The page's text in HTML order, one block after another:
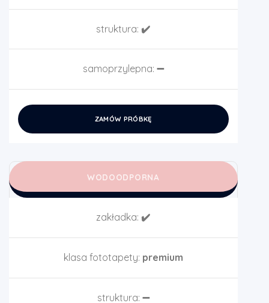
struktura: ✔️
samoprzylepna: ➖
ZAMÓW PRÓBKĘ
WODOODPORNA
zakładka: ✔️
klasa fototapety: premium
struktura: ➖